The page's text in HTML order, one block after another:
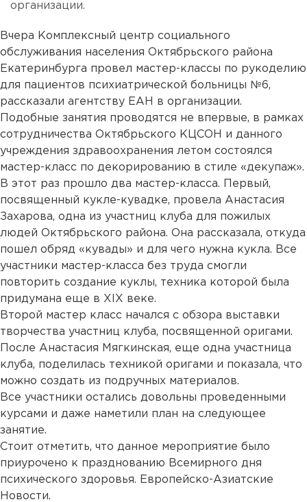
организации.
Вчера Комплексный центр социального
обслуживания населения Октябрьского района
Екатеринбурга провел мастер-классы по рукоделию
для пациентов психиатрической больницы №6,
рассказали агентству ЕАН в организации.
Подобные занятия проводятся не впервые, в рамках
сотрудничества Октябрьского КЦСОН и данного
учреждения здравоохранения летом состоялся
мастер-класс по декорированию в стиле «декупаж».
В этот раз прошло два мастер-класса. Первый,
посвященный кукле-кувадке, провела Анастасия
Захарова, одна из участниц клуба для пожилых
людей Октябрьского района. Она рассказала, откуда
пошел обряд «кувады» и для чего нужна кукла. Все
участники мастер-класса без труда смогли
повторить создание куклы, техника которой была
придумана еще в XIX веке.
Второй мастер класс начался с обзора выставки
творчества участниц клуба, посвященной оригами.
После Анастасия Мягкинская, еще одна участница
клуба, поделилась техникой оригами и показала, что
можно создать из подручных материалов.
Все участники остались довольны проведенными
курсами и даже наметили план на следующее
занятие.
Стоит отметить, что данное мероприятие было
приурочено к празднованию Всемирного дня
психического здоровья. Европейско-Азиатские
Новости.